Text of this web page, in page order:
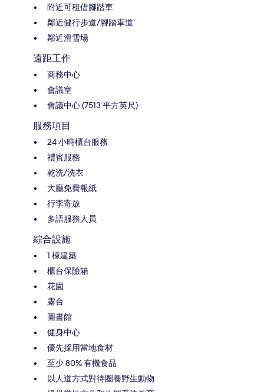
附近可租借腳踏車
鄰近健行步道/腳踏車道
鄰近滑雪場
遠距工作
商務中心
會議室
會議中心 (7513 平方英尺)
服務項目
24 小時櫃台服務
禮賓服務
乾洗/洗衣
大廳免費報紙
行李寄放
多語服務人員
綜合設施
1 棟建築
櫃台保險箱
花園
露台
圖書館
健身中心
優先採用當地食材
至少 80% 有機食品
以人道方式對待圈養野生動物